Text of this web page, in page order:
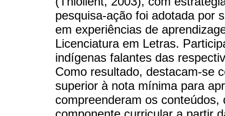
pesquisa-ação foi adotada por
em experiências de
Licenciatura em Letras.
indígenas falantes das
Como resultado, destacam-se
superior à nota mínima para
compreenderam os